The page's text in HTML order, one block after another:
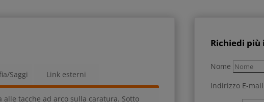
Saggi Link esterni
tacche ad arco sulla caratura. Sotto
Richiedi
Nome
Indirizzo E-mail